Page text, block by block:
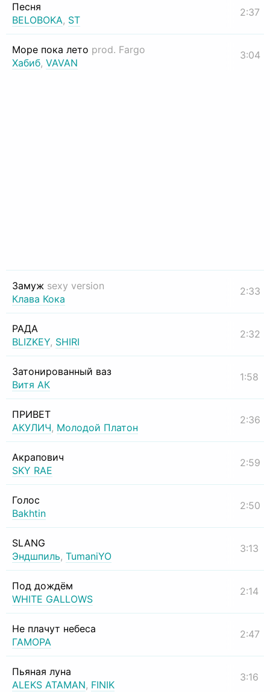
Песня
BELOBOKA, ST
2:37
Море пока лето prod. Fargo
Хабиб, VAVAN
3:04
Замуж sexy version
Клава Кока
2:33
РАДА
BLIZKEY, SHIRI
2:32
Затонированный ваз
Витя АК
1:58
ПРИВЕТ
АКУЛИЧ, Молодой Платон
2:36
Акрапович
SKY RAE
2:59
Голос
Bakhtin
2:50
SLANG
Эндшпиль, TumaniYO
3:13
Под дождём
WHITE GALLOWS
2:14
Не плачут небеса
ГАМОРА
2:47
Пьяная луна
ALEKS ATAMAN, FINIK
3:16